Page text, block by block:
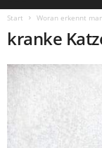
Start Woran erkennt
kranke